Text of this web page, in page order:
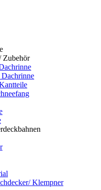
Zubehör
Klempner